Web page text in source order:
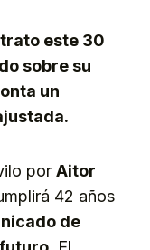
este 30
sobre su
un
por Aitor
42 años
de